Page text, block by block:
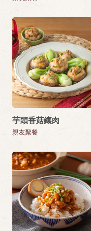
芋頭香菇鑲肉
親友聚餐